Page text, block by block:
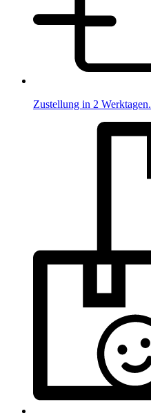
Zustellung in 2 Werktagen.